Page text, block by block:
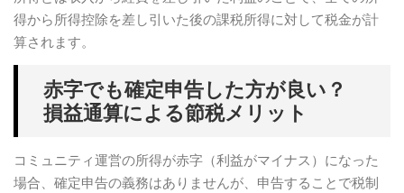
得から所得控除を差し引いた後の課税所得に対して税金が計
算されます。
赤字でも確定申告した方が良い？
損益通算による節税メリット
コミュニティ運営の所得が赤字（利益がマイナス）になった
場合、確定申告の義務はありませんが、申告することで税制